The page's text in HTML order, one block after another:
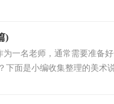
)
为一名老师，通常需要准备
下面是小编收集整理的美术说